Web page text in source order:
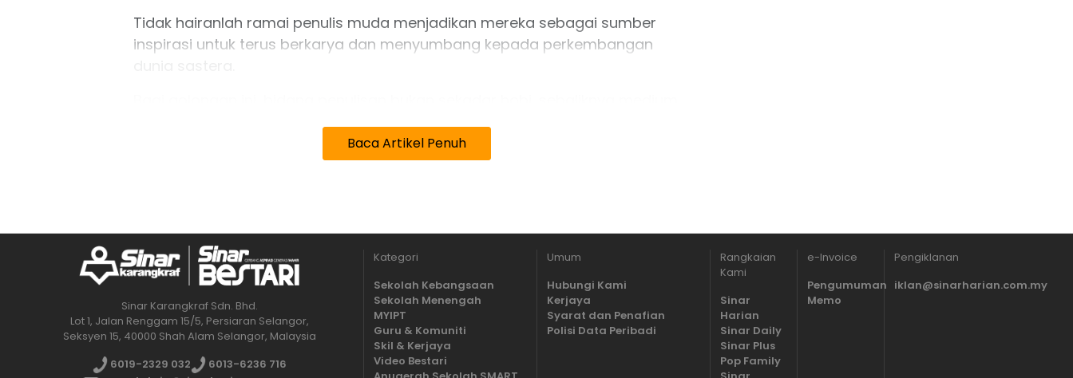
Tidak hairanlah ramai penulis muda menjadikan mereka sebagai sumber
inspirasi untuk terus berkarya dan menyumbang kepada perkembangan
untuk menyampaikan idea, membina pemikiran masyarakat dan
meninggalkan legasi buat generasi akan datang.
Baca Artikel Penuh
Sinar Karangkraf Sdn. Bhd.
Lot 1, Jalan Renggam 15/5, Persiaran Selangor,
Seksyen 15, 40000 Shah Alam Selangor, Malaysia
6019-2329 032
6013-6236 716
Kategori
Sekolah Kebangsaan
Sekolah Menengah
MYIPT
Guru & Komuniti
Skil & Kerjaya
Video Bestari
Umum
Hubungi Kami
Kerjaya
Syarat dan Penafian
Polisi Data Peribadi
Rangkaian
Kami
Sinar
Harian
Sinar Daily
Sinar Plus
Pop Family
e-Invoice
Pengumuman
Memo
Pengiklanan
iklan@sinarharian.com.my